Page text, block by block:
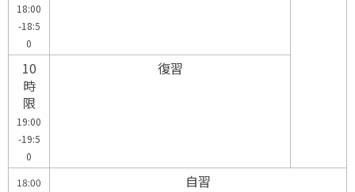
18:00
-18:5
0
10
時
限
19:00
-19:5
0
復習
18:00
自習